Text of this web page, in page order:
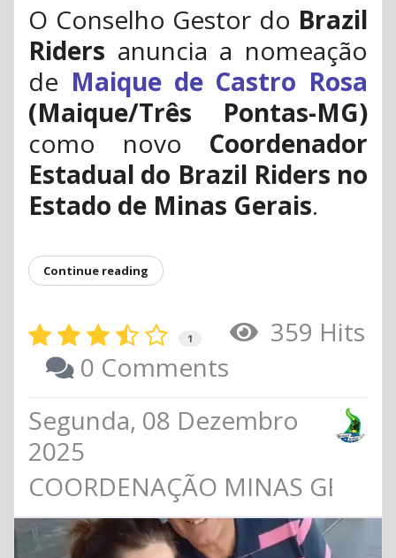
O Conselho Gestor do Brazil
Riders anuncia a nomeação
de Maique de Castro Rosa
(Maique/Três Pontas-MG)
como novo Coordenador
Estadual do Brazil Riders no
Estado de Minas Gerais.
Continue reading
1
359 Hits
0 Comments
Segunda, 08 Dezembro
2025
COORDENAÇÃO MINAS GERAIS